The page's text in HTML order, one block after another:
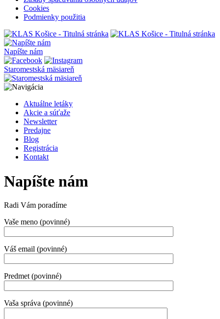
Cookies
Podmienky použitia
Napíšte nám
Staromestská mäsiareň
Aktuálne letáky
Akcie a súťaže
Newsletter
Predajne
Blog
Registrácia
Kontakt
Napíšte nám
Radi Vám poradíme
Vaše meno (povinné)
Váš email (povinné)
Predmet (povinné)
Vaša správa (povinné)